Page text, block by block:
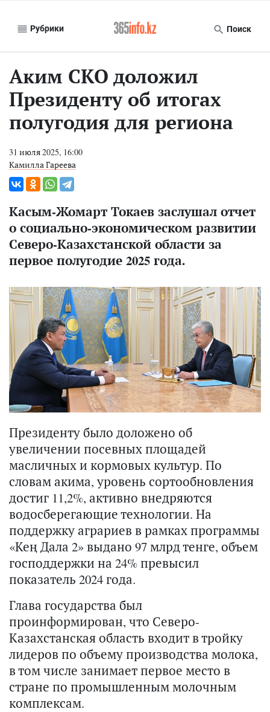
Рубрики Поиск
Аким СКО доложил
Президенту об итогах
полугодия для региона
31 июля 2025, 16:00
Камилла Гареева
Касым-Жомарт Токаев заслушал отчет
о социально-экономическом развитии
Северо-Казахстанской области за
первое полугодие 2025 года.
Президенту было доложено об
увеличении посевных площадей
масличных и кормовых культур. По
словам акима, уровень сортообновления
достиг 11,2%, активно внедряются
водосберегающие технологии. На
поддержку аграриев в рамках программы
«Кең Дала 2» выдано 97 млрд тенге, объем
господдержки на 24% превысил
показатель 2024 года.
Глава государства был
проинформирован, что Северо-
Казахстанская область входит в тройку
лидеров по объему производства молока,
в том числе занимает первое место в
стране по промышленным молочным
комплексам.